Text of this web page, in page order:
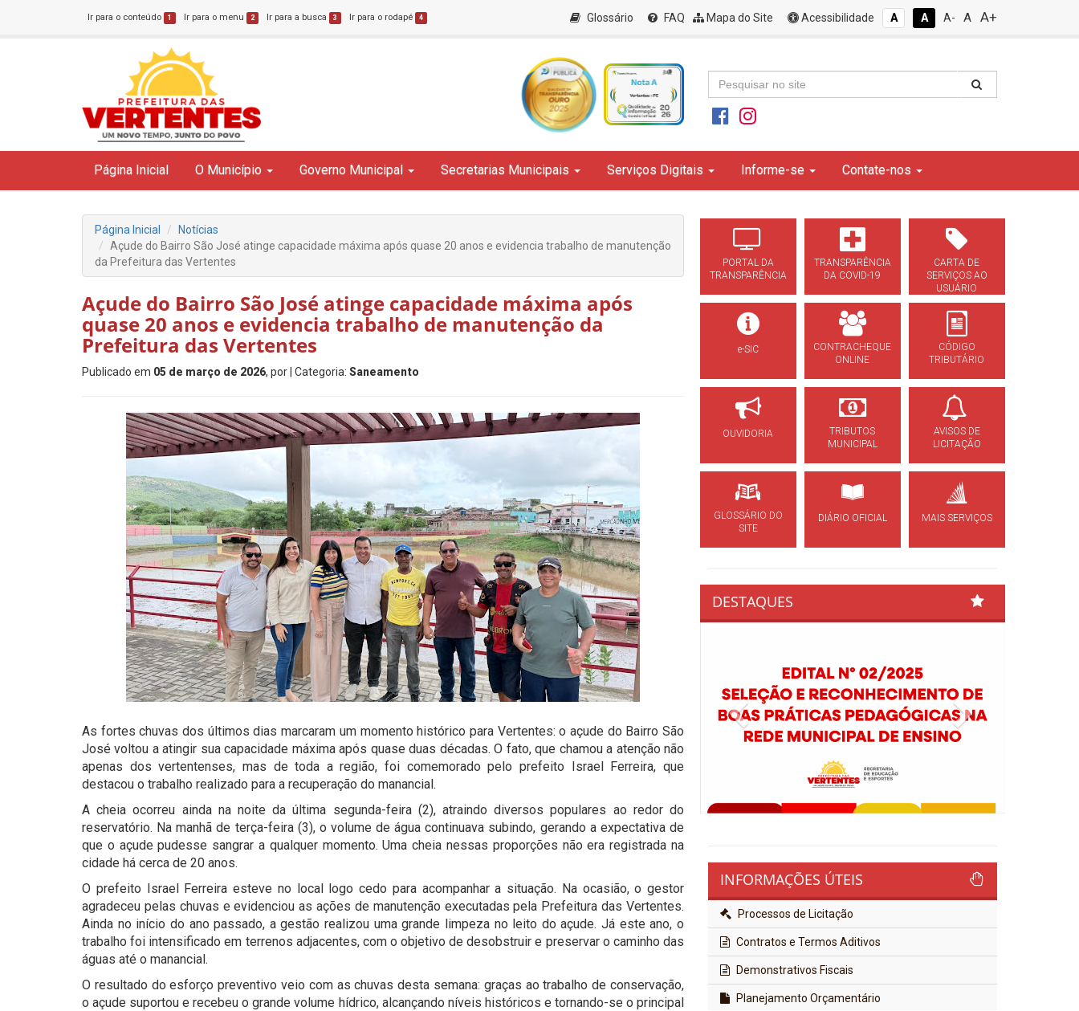
Ir para o conteúdo 1 Ir para o menu 2 Ir para a busca 3 Ir para o rodapé 4 Glossário FAQ Mapa do Site Acessibilidade A A A- A A+
Página Inicial O Município Governo Municipal Secretarias Municipais Serviços Digitais Informe-se Contate-nos
Página Inicial
Notícias
Açude do Bairro São José atinge capacidade máxima após quase 20 anos e evidencia trabalho de manutenção
da Prefeitura das Vertentes
Açude do Bairro São José atinge capacidade máxima após
quase 20 anos e evidencia trabalho de manutenção da
Prefeitura das Vertentes
Publicado em 05 de março de 2026, por | Categoria: Saneamento
As fortes chuvas dos últimos dias marcaram um momento histórico para Vertentes: o açude do Bairro São
José voltou a atingir sua capacidade máxima após quase duas décadas. O fato, que chamou a atenção não
apenas dos vertentenses, mas de toda a região, foi comemorado pelo prefeito Israel Ferreira, que
destacou o trabalho realizado para a recuperação do manancial.
A cheia ocorreu ainda na noite da última segunda-feira (2), atraindo diversos populares ao redor do
reservatório. Na manhã de terça-feira (3), o volume de água continuava subindo, gerando a expectativa de
que o açude pudesse sangrar a qualquer momento. Uma cheia nessas proporções não era registrada na
cidade há cerca de 20 anos.
O prefeito Israel Ferreira esteve no local logo cedo para acompanhar a situação. Na ocasião, o gestor
agradeceu pelas chuvas e evidenciou as ações de manutenção executadas pela Prefeitura das Vertentes.
Ainda no início do ano passado, a gestão realizou uma grande limpeza no leito do açude. Já este ano, o
trabalho foi intensificado em terrenos adjacentes, com o objetivo de desobstruir e preservar o caminho das
águas até o manancial.
O resultado do esforço preventivo veio com as chuvas desta semana: graças ao trabalho de conservação,
o açude suportou e recebeu o grande volume hídrico, alcançando níveis históricos e tornando-se o principal
PORTAL DA
TRANSPARÊNCIA
TRANSPARÊNCIA
DA COVID-19
CARTA DE
SERVIÇOS AO
USUÁRIO
e-SIC
CONTRACHEQUE
ONLINE
CÓDIGO
TRIBUTÁRIO
OUVIDORIA
TRIBUTOS
MUNICIPAL
AVISOS DE
LICITAÇÃO
GLOSSÁRIO DO
SITE
DIÁRIO OFICIAL MAIS SERVIÇOS
DESTAQUES
Previous Next
INFORMAÇÕES ÚTEIS
Processos de Licitação
Contratos e Termos Aditivos
Demonstrativos Fiscais
Planejamento Orçamentário